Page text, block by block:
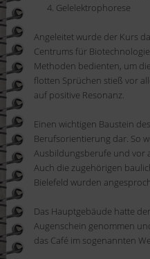
Gelelektrophorese
Angeleitet wurde der Kurs
Centrums für
Methoden bedienten, um
flotten Sprüchen stieß vor
auf positive Resonanz.
Einen wichtigen Baustein
Berufsorientierung dar. So
Ausbildungsberufe und vor
Auch die zugehörigen
Bielefeld wurden
Das Hauptgebäude hatte
Augenschein genommen
das Café im sogenannten